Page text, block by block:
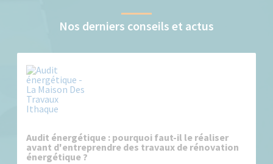
Nos derniers conseils et actus
Audit énergétique : pourquoi faut-il le réaliser
avant d'entreprendre des travaux de rénovation
énergétique ?